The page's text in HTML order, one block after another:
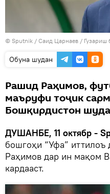
© Sputnik / Саид Царнаев / Гузариш
Обуна шудан
Рашид Раҳимов,
маъруфи тоҷик
Бошқирдистон
ДУШАНБЕ, 11 октябр -
бошгоҳи “Уфа” иттилоъ
Раҳимов дар ин мақом
кардааст.